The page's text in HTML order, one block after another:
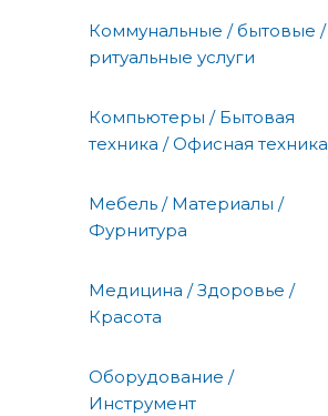
Коммунальные / бытовые /
ритуальные услуги
Компьютеры / Бытовая
техника / Офисная техника
Мебель / Материалы /
Фурнитура
Медицина / Здоровье /
Красота
Оборудование /
Инструмент